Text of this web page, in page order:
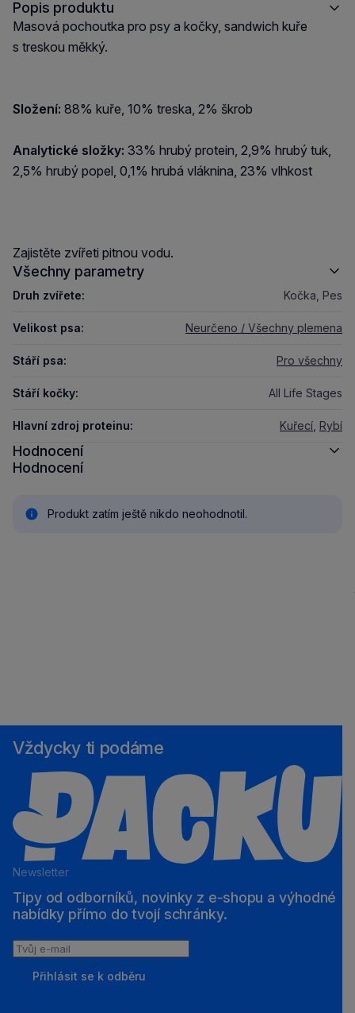
Popis produktu
Masová pochoutka pro psy a kočky, sandwich kuře
s treskou měkký.
Složení: 88% kuře, 10% treska, 2% škrob
Analytické složky: 33% hrubý protein, 2,9% hrubý tuk,
2,5% hrubý popel, 0,1% hrubá vláknina, 23% vlhkost
Zajistěte zvířeti pitnou vodu.
Všechny parametry
Druh zvířete: Kočka, Pes
Velikost psa: Neurčeno / Všechny plemena
Stáří psa: Pro všechny
Stáří kočky: All Life Stages
Hlavní zdroj proteinu: Kuřecí Rybí
Hodnocení
Hodnocení
Produkt zatím ještě nikdo neohodnotil.
Vždycky ti podáme
Newsletter
Tipy od odborníků, novinky z e‑shopu a výhodné
nabídky přímo do tvojí schránky.
Tvůj
Přihlásit se k odběru